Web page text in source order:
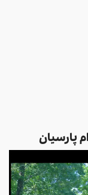
پارسیان